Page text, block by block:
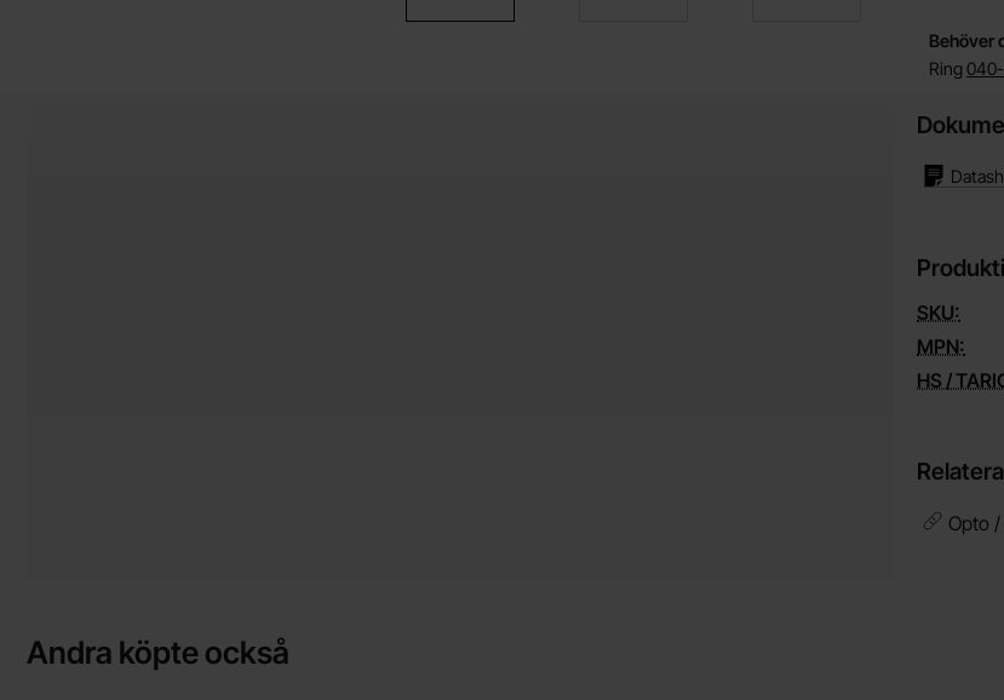
Behöver
Ring
SKU:
MPN:
HS /
Opto /
Andra köpte också